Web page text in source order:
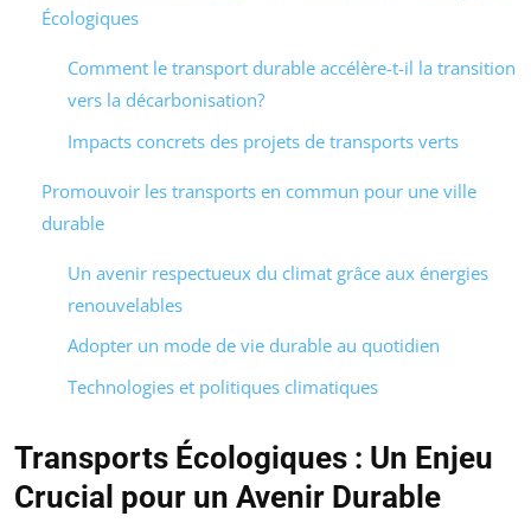
Écologiques
Comment le transport durable accélère-t-il la transition
vers la décarbonisation?
Impacts concrets des projets de transports verts
Promouvoir les transports en commun pour une ville
durable
Un avenir respectueux du climat grâce aux énergies
renouvelables
Adopter un mode de vie durable au quotidien
Technologies et politiques climatiques
Transports Écologiques : Un Enjeu
Crucial pour un Avenir Durable